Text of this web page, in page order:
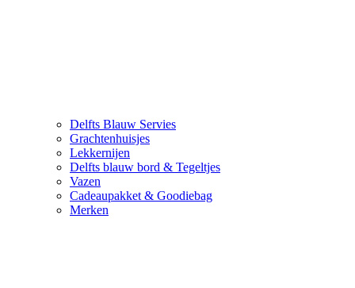
Delfts Blauw Servies
Grachtenhuisjes
Lekkernijen
Delfts blauw bord & Tegeltjes
Vazen
Cadeaupakket & Goodiebag
Merken